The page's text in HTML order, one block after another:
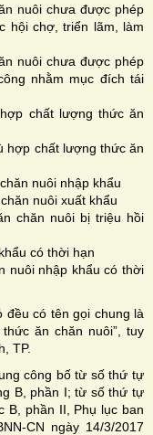
nuôi chưa được phép
hội chợ, triển lãm, làm
nuôi chưa được phép
nhằm mục đích tái
chất lượng thức ăn
hợp chất lượng thức ăn
nuôi nhập khẩu
nuôi xuất khẩu
chăn nuôi bị triệu hồi
có thời hạn
nuôi nhập khẩu có thời
đều có tên gọi chung là
ăn chăn nuôi”, tuy
TP.
công bố từ số thứ tự
B, phần I; từ số thứ tự
B, phần II, Phụ lục ban
CN ngày 14/3/2017